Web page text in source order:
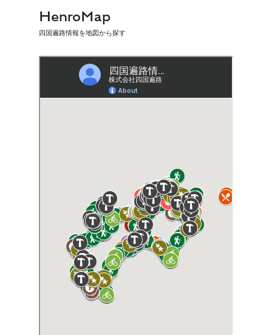
HenroMap
四国遍路情報を地図から探す